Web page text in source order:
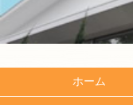
ホーム